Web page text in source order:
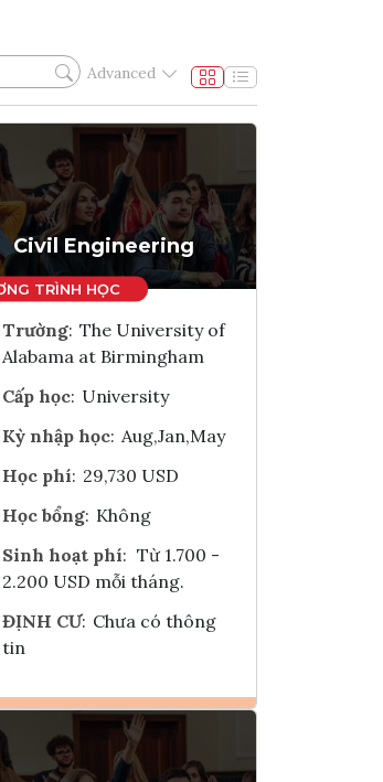
Advanced
Civil Engineering
Trường: The University of
Alabama at Birmingham
Cấp học: University
Kỳ nhập học: Aug,Jan,May
Học phí: 29,730 USD
Học bổng: Không
Sinh hoạt phí: Từ 1.700 -
2.200 USD mỗi tháng.
ĐỊNH CƯ: Chưa có thông
tin
Ghi danh